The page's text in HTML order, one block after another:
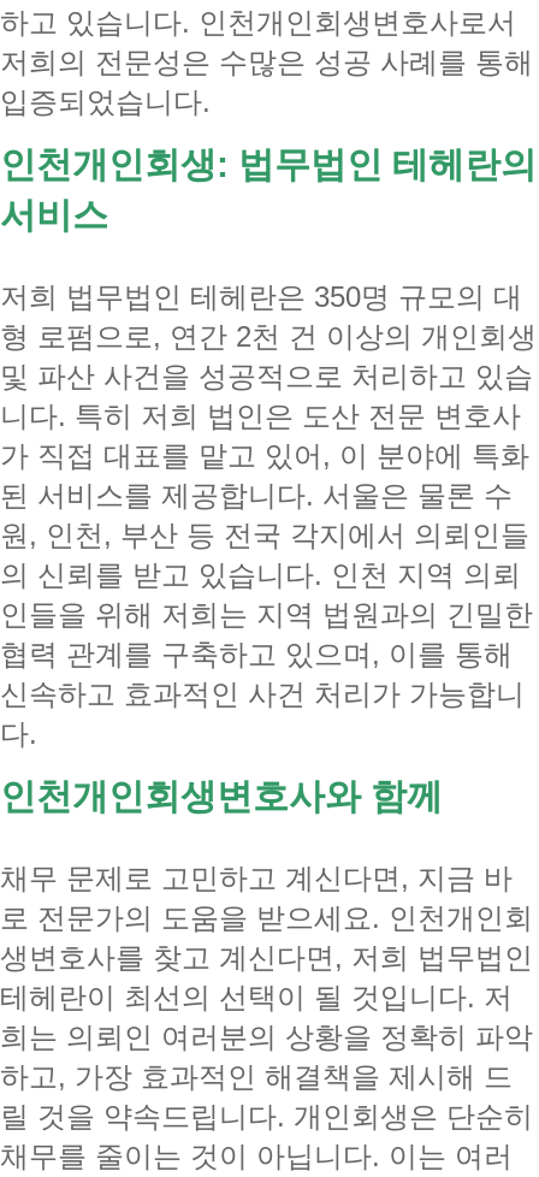
하고 있습니다. 인천개인회생변호사로서
저희의 전문성은 수많은 성공 사례를 통해
입증되었습니다.
인천개인회생: 법무법인 테헤란의
서비스
저희 법무법인 테헤란은 350명 규모의 대
형 로펌으로, 연간 2천 건 이상의 개인회생
및 파산 사건을 성공적으로 처리하고 있습
니다. 특히 저희 법인은 도산 전문 변호사
가 직접 대표를 맡고 있어, 이 분야에 특화
된 서비스를 제공합니다. 서울은 물론 수
원, 인천, 부산 등 전국 각지에서 의뢰인들
의 신뢰를 받고 있습니다. 인천 지역 의뢰
인들을 위해 저희는 지역 법원과의 긴밀한
협력 관계를 구축하고 있으며, 이를 통해
신속하고 효과적인 사건 처리가 가능합니
다.
인천개인회생변호사와 함께
채무 문제로 고민하고 계신다면, 지금 바
로 전문가의 도움을 받으세요. 인천개인회
생변호사를 찾고 계신다면, 저희 법무법인
테헤란이 최선의 선택이 될 것입니다. 저
희는 의뢰인 여러분의 상황을 정확히 파악
하고, 가장 효과적인 해결책을 제시해 드
릴 것을 약속드립니다. 개인회생은 단순히
채무를 줄이는 것이 아닙니다. 이는 여러